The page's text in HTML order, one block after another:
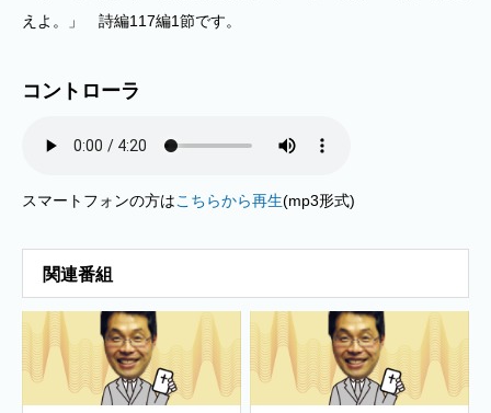
えよ。」 詩編117編1節です。
コントローラ
スマートフォンの方はこちらから再生(mp3形式)
関連番組